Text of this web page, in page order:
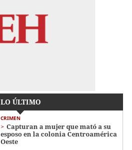
LO ÚLTIMO
CRIMEN
Capturan a mujer que mató a su
esposo en la colonia Centroamérica
Oeste